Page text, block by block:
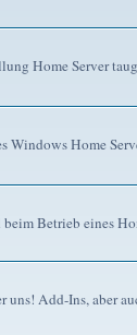
Home Server
Windows Home
Betrieb eines
Add-Ins, aber